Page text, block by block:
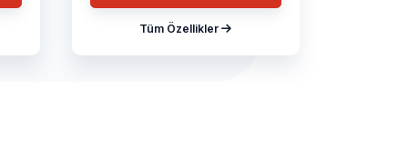
Tüm Özellikler